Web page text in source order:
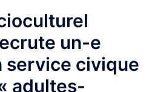
un-e
service civique
adultes-